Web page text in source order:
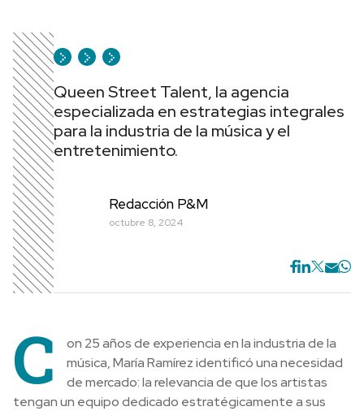
Queen Street Talent, la agencia
especializada en estrategias integrales
para la industria de la música y el
entretenimiento.
Redacción P&M
octubre 8, 2024
C
on 25 años de experiencia en la industria de la
música, María Ramírez identificó una necesidad
de mercado: la relevancia de que los artistas
tengan un equipo dedicado estratégicamente a sus